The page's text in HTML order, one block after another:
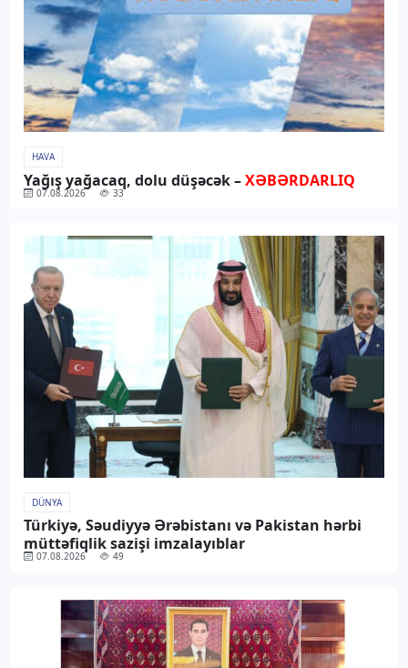
HAVA
Yağış yağacaq, dolu düşəcək –XƏBƏRDARLIQ
07.08.2026 33
DÜNYA
Türkiyə, Səudiyyə Ərəbistanı və Pakistan hərbi
müttəfiqlik sazişi imzalayıblar
07.08.2026 49